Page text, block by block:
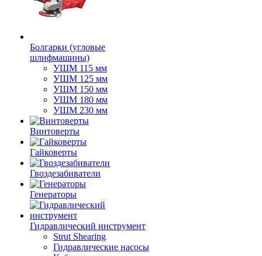
Болгарки (угловые
шлифмашины)
УШМ 115 мм
УШМ 125 мм
УШМ 150 мм
УШМ 180 мм
УШМ 230 мм
Винтоверты
Гайковерты
Гвоздезабиватели
Генераторы
Гидравлический инструмент
Strut Shearing
Гидравлические насосы